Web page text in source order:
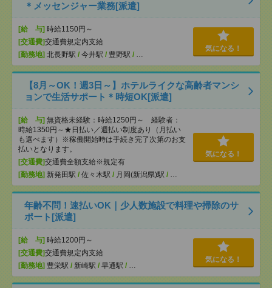
＊メッセンジャー業務[派遣]
[給 与] 時給1150円～
[交通費]交通費規定内支給
[勤務地] 北長野駅 / 今井駅 / 豊野駅 / …
気になる！
【8月～OK！週3日～】ホテルライクな高齢者マンシ
ョンで生活サポート＊時短OK[派遣]
[給 与] 無資格未経験：時給1250円～ 経験者：
時給1350円～★日払い／週払い制度あり（月払い
も選べます）※稼働開始時は手続き完了次第のお支
払いとなります。
[交通費]交通費全額支給※規定有
[勤務地] 新発田駅 / 佐々木駅 / 月岡(新潟県)駅 / …
気になる！
年齢不問！速払いOK｜少人数施設で料理や掃除のサ
ポート[派遣]
[給 与] 時給1200円～
[交通費]交通費規定内支給
[勤務地] 豊栄駅 / 新崎駅 / 早通駅 / …
気になる！